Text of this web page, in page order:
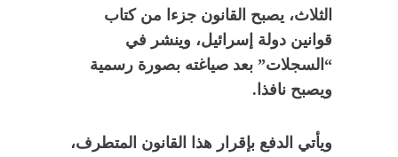
الثلاث، يصبح القانون جزءا من كتاب
قوانين دولة إسرائيل، وينشر في
“السجلات” بعد صياغته بصورة رسمية
ويصبح نافذا.
ويأتي الدفع بإقرار هذا القانون المتطرف،